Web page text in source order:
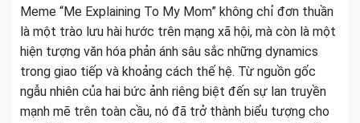
Meme “Me Explaining To My Mom” không chỉ đơn thuần
là một trào lưu hài hước trên mạng xã hội, mà còn là một
hiện tượng văn hóa phản ánh sâu sắc những dynamics
trong giao tiếp và khoảng cách thế hệ. Từ nguồn gốc
ngẫu nhiên của hai bức ảnh riêng biệt đến sự lan truyền
mạnh mẽ trên toàn cầu, nó đã trở thành biểu tượng cho